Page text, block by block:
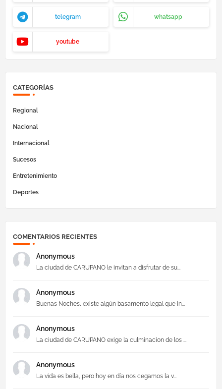
telegram whatsapp
youtube
CATEGORÍAS
Regional
Nacional
Internacional
Sucesos
Entretenimiento
Deportes
COMENTARIOS RECIENTES
Anonymous
La ciudad de CARUPANO le invitan a disfrutar de su...
Anonymous
Buenas Noches, existe algún basamento legal que in...
Anonymous
La ciudad de CARUPANO exige la culminacion de los ...
Anonymous
La vida es bella, pero hoy en día nos cegamos la v...